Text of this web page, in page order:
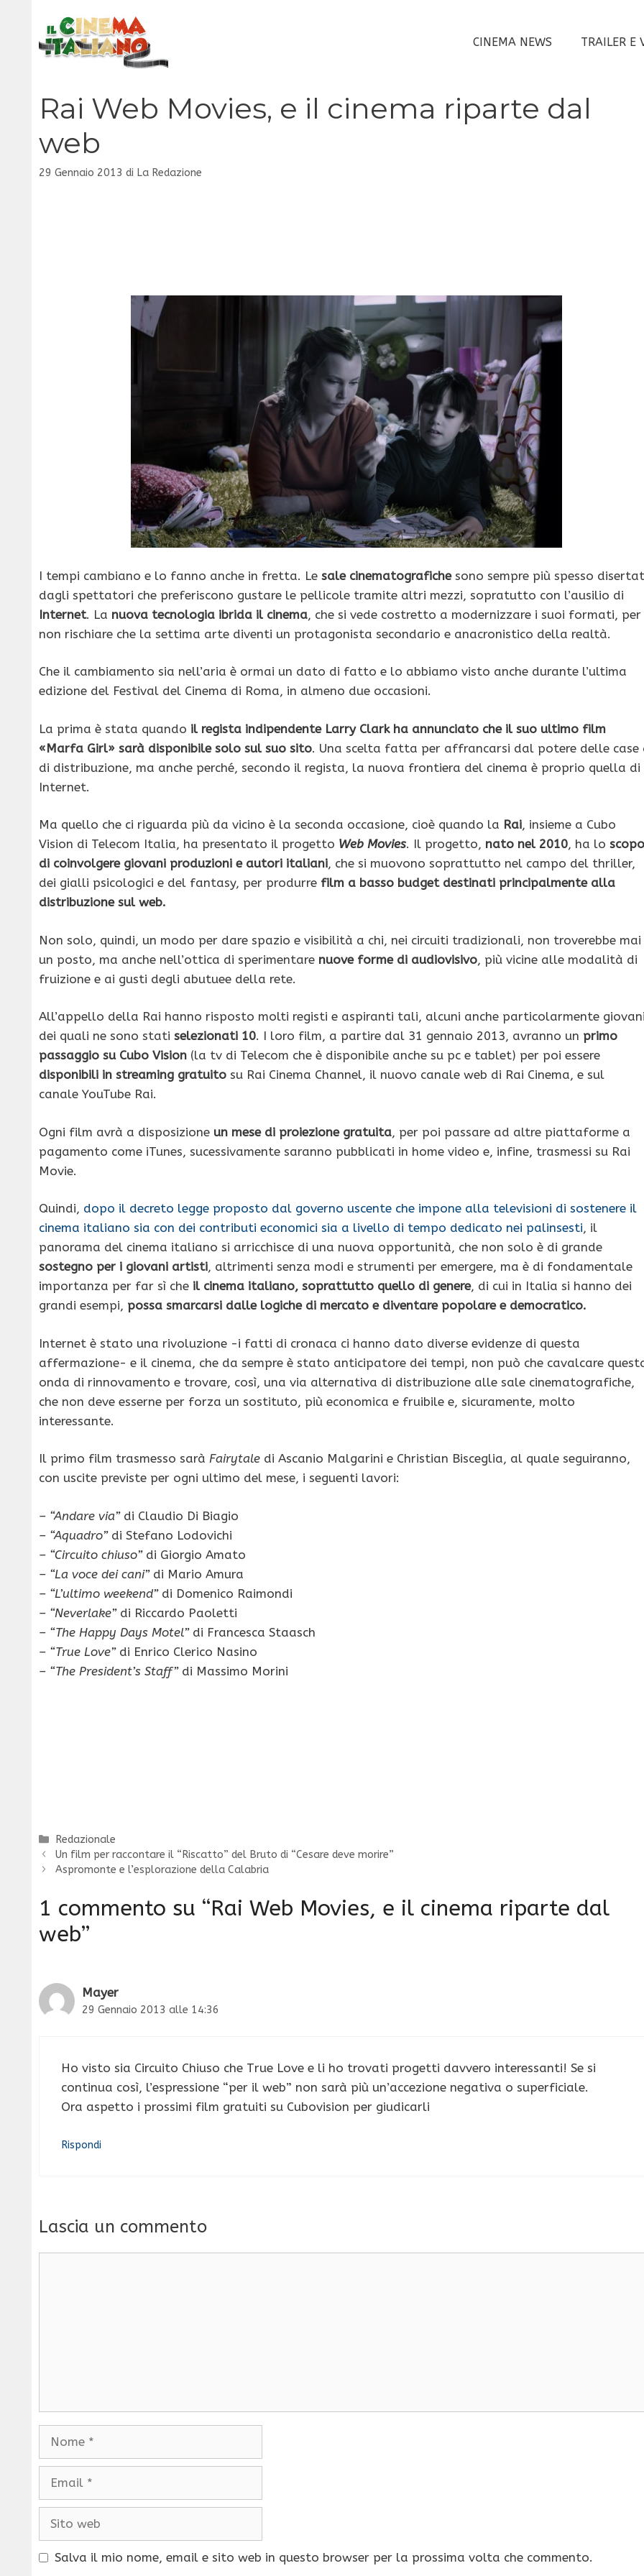
contenuto
CINEMA NEWS TRAILER E
Rai Web Movies, e il cinema riparte dal
web
29 Gennaio 2013 di La Redazione
I tempi cambiano e lo fanno anche in fretta. Le sale cinematografichesono sempre più spesso
dagli spettatori che preferiscono gustare le pellicole tramite altri mezzi, sopratutto con l’ausilio di
Internet. La nuova tecnologia ibrida il cinema, che si vede costretto a modernizzare i suoi formati, per
non rischiare che la settima arte diventi un protagonista secondario e anacronistico della realtà.
Che il cambiamento sia nell’aria è ormai un dato di fatto e lo abbiamo visto anche durante l’ultima
edizione del Festival del Cinema di Roma, in almeno due occasioni.
La prima è stata quando il regista indipendente Larry Clark ha annunciato che il suo ultimo film
«Marfa Girl» sarà disponibile solo sul suo sito. Una scelta fatta per affrancarsi dal potere delle case
di distribuzione, ma anche perché, secondo il regista, la nuova frontiera del cinema è proprio quella di
Internet.
Ma quello che ci riguarda più da vicino è la seconda occasione, cioè quando la Rai, insieme a Cubo
Vision di Telecom Italia, ha presentato il progetto Web Movies. Il progetto, nato nel 2010, ha lo scopo
di coinvolgere giovani produzioni e autori italiani, che si muovono soprattutto nel campo del thriller,
dei gialli psicologici e del fantasy, per produrre film a basso budget destinati principalmente alla
distribuzione sul web.
Non solo, quindi, un modo per dare spazio e visibilità a chi, nei circuiti tradizionali, non troverebbe mai
un posto, ma anche nell’ottica di sperimentare nuove forme di audiovisivo, più vicine alle modalità di
fruizione e ai gusti degli abutuee della rete.
All’appello della Rai hanno risposto molti registi e aspiranti tali, alcuni anche particolarmente
dei quali ne sono stati selezionati 10. I loro film, a partire dal 31 gennaio 2013, avranno un primo
passaggio su Cubo Vision (la tv di Telecom che è disponibile anche su pc e tablet) per poi essere
disponibili in streaming gratuito su Rai Cinema Channel, il nuovo canale web di Rai Cinema, e sul
canale YouTube Rai.
Ogni film avrà a disposizione un mese di proiezione gratuita, per poi passare ad altre piattaforme a
pagamento come iTunes, sucessivamente saranno pubblicati in home video e, infine, trasmessi su Rai
Movie.
Quindi, dopo il decreto legge proposto dal governo uscente che impone alla televisioni di sostenere il
cinema italiano sia con dei contributi economici sia a livello di tempo dedicato nei palinsesti, il
panorama del cinema italiano si arricchisce di una nuova opportunità, che non solo è di grande
sostegno per i giovani artisti, altrimenti senza modi e strumenti per emergere, ma è di fondamentale
importanza per far sì che il cinema italiano, soprattutto quello di genere, di cui in Italia si hanno dei
grandi esempi, possa smarcarsi dalle logiche di mercato e diventare popolare e democratico.
Internet è stato una rivoluzione -i fatti di cronaca ci hanno dato diverse evidenze di questa
affermazione- e il cinema, che da sempre è stato anticipatore dei tempi, non può che cavalcare
onda di rinnovamento e trovare, così, una via alternativa di distribuzione alle sale cinematografiche,
che non deve esserne per forza un sostituto, più economica e fruibile e, sicuramente, molto
interessante.
Il primo film trasmesso sarà Fairytale di Ascanio Malgarini e Christian Bisceglia, al quale seguiranno,
con uscite previste per ogni ultimo del mese, i seguenti lavori:
– “Andare via” di Claudio Di Biagio
– “Aquadro” di Stefano Lodovichi
– “Circuito chiuso” di Giorgio Amato
– “La voce dei cani” di Mario Amura
– “L’ultimo weekend” di Domenico Raimondi
– “Neverlake” di Riccardo Paoletti
– “The Happy Days Motel” di Francesca Staasch
– “True Love”di Enrico Clerico Nasino
– “The President’s Staff” di Massimo Morini
Categorie
Redazionale
Un film per raccontare il “Riscatto” del Bruto di “Cesare deve morire”
Aspromonte e l’esplorazione della Calabria
1 commento su “Rai Web Movies, e il cinema riparte dal
web”
Mayer
29 Gennaio 2013 alle 14:36
Ho visto sia Circuito Chiuso che True Love e li ho trovati progetti davvero interessanti! Se si
continua così, l’espressione “per il web” non sarà più un’accezione negativa o superficiale.
Ora aspetto i prossimi film gratuiti su Cubovision per giudicarli
Rispondi
Lascia un commento
Salva il mio nome, email e sito web in questo browser per la prossima volta che commento.